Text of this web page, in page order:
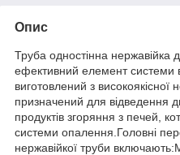
Опис
Труба одностінна нержавійка
ефективний елемент системи
виготовлений з високоякісної
призначений для відведення
продуктів згоряння з печей,
системи опалення.Головні
нержавійкої труби